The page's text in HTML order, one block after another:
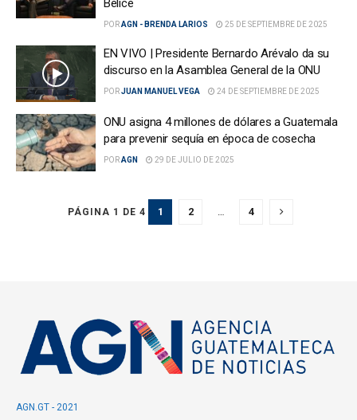
PORAGN - BRENDA LARIOS 25 DE SEPTIEMBRE DE 2025
EN VIVO | Presidente Bernardo Arévalo da su
discurso en la Asamblea General de la ONU
PORJUAN MANUEL VEGA 24 DE SEPTIEMBRE DE 2025
ONU asigna 4 millones de dólares a Guatemala
para prevenir sequía en época de cosecha
PORAGN 29 DE JULIO DE 2025
PÁGINA 1 DE 4 1 2 4
AGN.GT - 2021